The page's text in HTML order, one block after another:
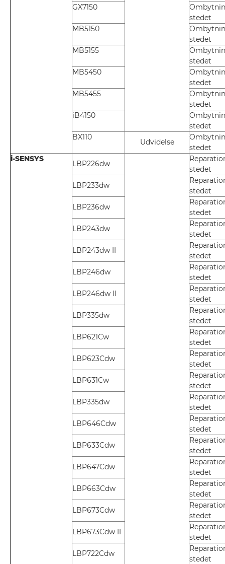
GX7150
stedet
MB5150
stedet
MB5155
stedet
MB5450
stedet
MB5455
stedet
iB4150
stedet
BX110
Udvidelse
stedet
i-SENSYS
LBP226dw
stedet
LBP233dw
stedet
LBP236dw
stedet
LBP243dw
stedet
LBP243dw II
stedet
LBP246dw
stedet
LBP246dw II
stedet
LBP335dw
stedet
LBP621Cw
stedet
LBP623Cdw
stedet
LBP631Cw
stedet
LBP335dw
stedet
LBP646Cdw
stedet
LBP633Cdw
stedet
LBP647Cdw
stedet
LBP663Cdw
stedet
LBP673Cdw
stedet
LBP673Cdw II
stedet
LBP722Cdw
stedet